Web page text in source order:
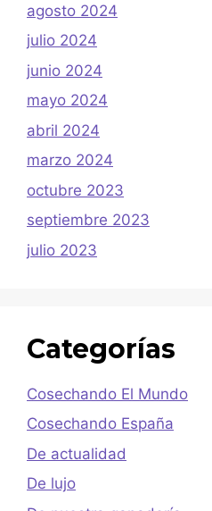
agosto 2024
julio 2024
junio 2024
mayo 2024
abril 2024
marzo 2024
octubre 2023
septiembre 2023
julio 2023
Categorías
Cosechando El Mundo
Cosechando España
De actualidad
De lujo